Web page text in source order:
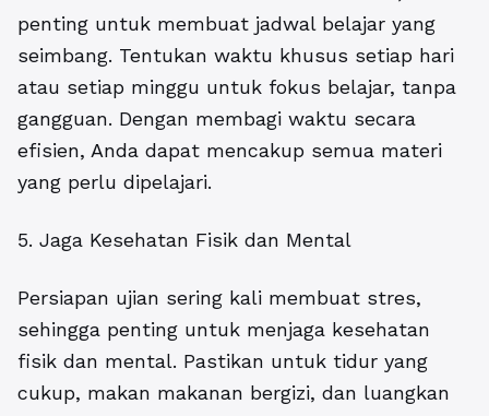
penting untuk membuat jadwal belajar yang
seimbang. Tentukan waktu khusus setiap hari
atau setiap minggu untuk fokus belajar, tanpa
gangguan. Dengan membagi waktu secara
efisien, Anda dapat mencakup semua materi
yang perlu dipelajari.
5. Jaga Kesehatan Fisik dan Mental
Persiapan ujian sering kali membuat stres,
sehingga penting untuk menjaga kesehatan
fisik dan mental. Pastikan untuk tidur yang
cukup, makan makanan bergizi, dan luangkan